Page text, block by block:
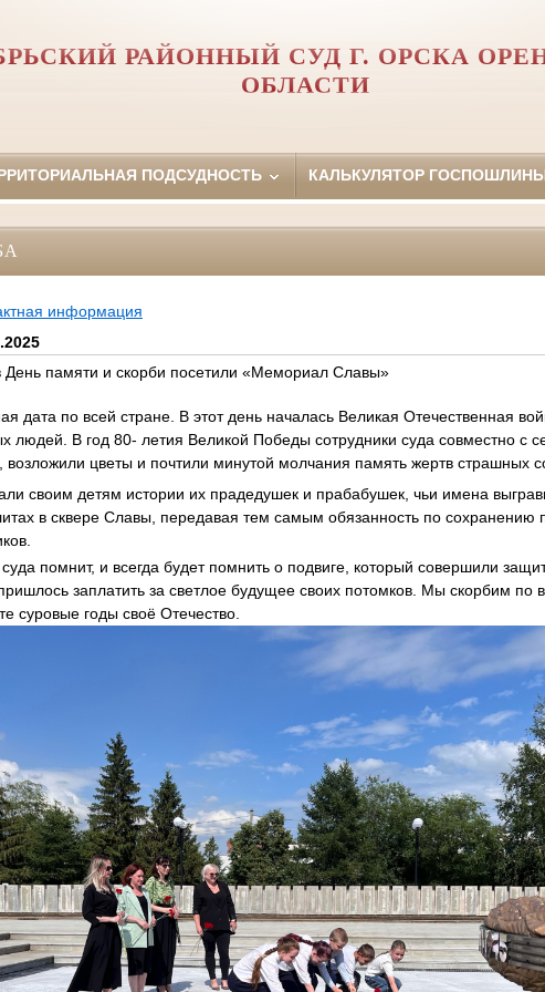
РАЙОННЫЙ СУД Г. ОРСКА
ОБЛАСТИ
ПОДСУДНОСТЬ КАЛЬКУЛЯТОР
информация
День памяти и скорби посетили «Мемориал Славы»
дата по всей стране. В этот день началась Великая Отечественная
людей. В год 80- летия Великой Победы сотрудники суда совместно с
цветы и почтили минутой молчания память жертв страшных
своим детям истории их прадедушек и прабабушек, чьи имена
в сквере Славы, передавая тем самым обязанность по сохранению
помнит, и всегда будет помнить о подвиге, который совершили
заплатить за светлое будущее своих потомков. Мы скорбим по
суровые годы своё Отечество.